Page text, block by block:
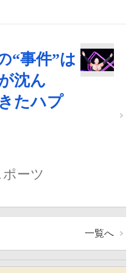
“事件”は
沈ん
たハプ
ポーツ
一覧へ